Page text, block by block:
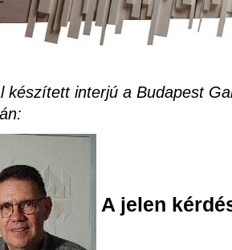
készített interjú a Budapest
A jelen